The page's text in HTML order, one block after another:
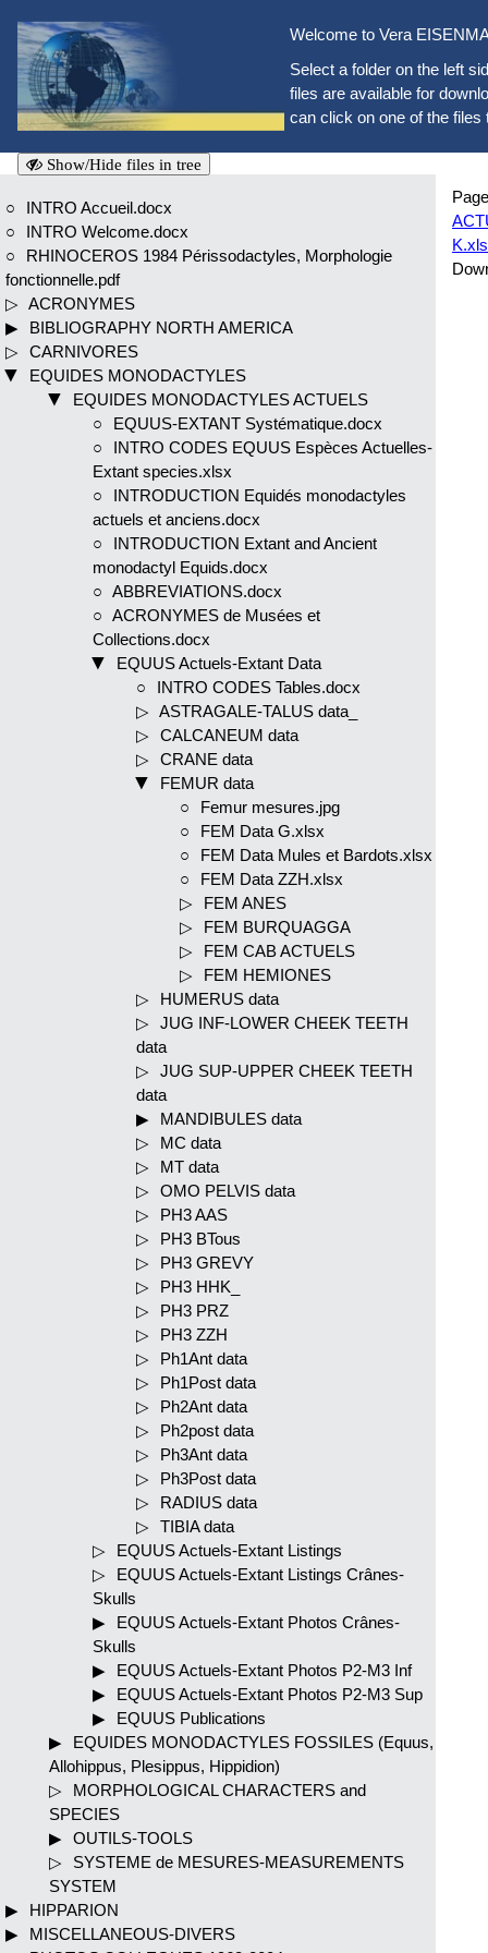
Welcome to Vera
Select a folder on the left
files are available for
can click on one of the files
Show/Hide files in tree
INTRO Accueil.docx
INTRO Welcome.docx
RHINOCEROS 1984 Périssodactyles, Morphologie
fonctionnelle.pdf
ACRONYMES
BIBLIOGRAPHY NORTH AMERICA
CARNIVORES
EQUIDES MONODACTYLES
EQUIDES MONODACTYLES ACTUELS
EQUUS-EXTANT Systématique.docx
INTRO CODES EQUUS Espèces Actuelles-
Extant species.xlsx
INTRODUCTION Equidés monodactyles
actuels et anciens.docx
INTRODUCTION Extant and Ancient
monodactyl Equids.docx
ABBREVIATIONS.docx
ACRONYMES de Musées et
Collections.docx
EQUUS Actuels-Extant Data
INTRO CODES Tables.docx
ASTRAGALE-TALUS data_
CALCANEUM data
CRANE data
FEMUR data
Femur mesures.jpg
FEM Data G.xlsx
FEM Data Mules et Bardots.xlsx
FEM Data ZZH.xlsx
FEM ANES
FEM BURQUAGGA
FEM CAB ACTUELS
FEM HEMIONES
HUMERUS data
JUG INF-LOWER CHEEK TEETH
data
JUG SUP-UPPER CHEEK TEETH
data
MANDIBULES data
MC data
MT data
OMO PELVIS data
PH3 AAS
PH3 BTous
PH3 GREVY
PH3 HHK_
PH3 PRZ
PH3 ZZH
Ph1Ant data
Ph1Post data
Ph2Ant data
Ph2post data
Ph3Ant data
Ph3Post data
RADIUS data
TIBIA data
EQUUS Actuels-Extant Listings
EQUUS Actuels-Extant Listings Crânes-
Skulls
EQUUS Actuels-Extant Photos Crânes-
Skulls
EQUUS Actuels-Extant Photos P2-M3 Inf
EQUUS Actuels-Extant Photos P2-M3 Sup
EQUUS Publications
EQUIDES MONODACTYLES FOSSILES (Equus,
Allohippus, Plesippus, Hippidion)
MORPHOLOGICAL CHARACTERS and
SPECIES
OUTILS-TOOLS
SYSTEME de MESURES-MEASUREMENTS
SYSTEM
HIPPARION
MISCELLANEOUS-DIVERS